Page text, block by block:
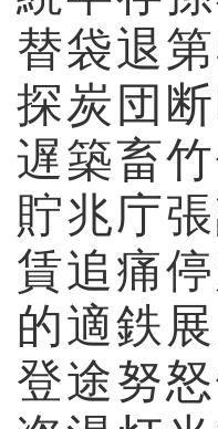
替袋退第
探炭 団 断
遅築畜竹
貯兆庁張
賃追 痛停
的適鉄 展
登途努怒